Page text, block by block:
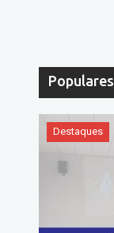
Populares
Destaques